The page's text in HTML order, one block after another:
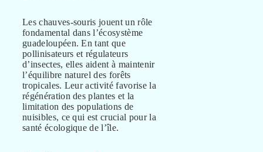
Les chauves-souris jouent un rôle
fondamental dans l’écosystème
guadeloupéen. En tant que
pollinisateurs et régulateurs
d’insectes, elles aident à maintenir
l’équilibre naturel des forêts
tropicales. Leur activité favorise la
régénération des plantes et la
limitation des populations de
nuisibles, ce qui est crucial pour la
santé écologique de l’île.